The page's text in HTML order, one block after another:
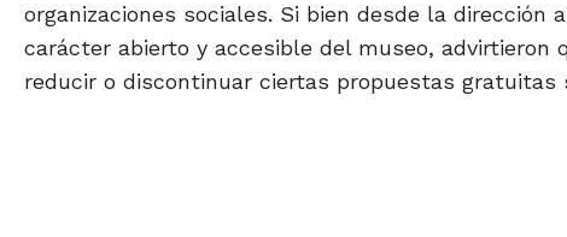
organizaciones sociales. Si bien desde la
carácter abierto y accesible del museo,
reducir o discontinuar ciertas propuestas gratuitas